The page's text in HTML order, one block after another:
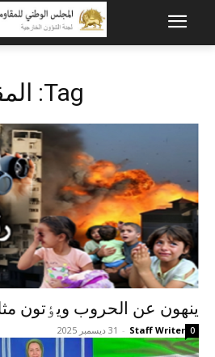
Tag:
ينهون عن الحروب ويٶتون
Staff Writer
- 31 ديسمبر 2025 0